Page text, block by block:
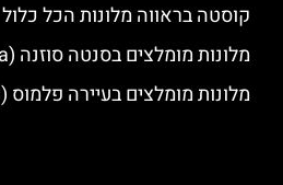
קוסטה בראווה מלונות הכל כלול
מלונות מומלצים בסנטה סוזנה (Santa Susanna)
מלונות מומלצים בעיירה פלמוס (PALAMOS)